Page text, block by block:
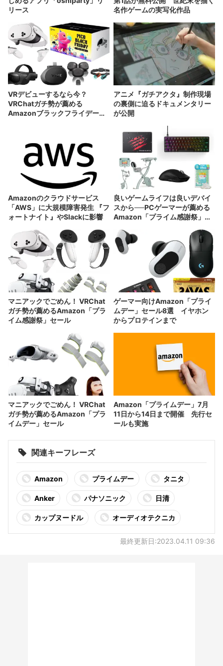
リース
名作ゲームの実写化作品
VRデビューするなら今？
VRChatガチ勢が薦める
Amazonブラックフライデーセ
アニメ『ガチアクタ』制作現場
の裏側に迫るドキュメンタリー
が公開
Amazonのクラウドサービス
「AWS」に大規模障害発生 『フ
ォートナイト』やSlackに影響
良いゲームライフは良いデバイ
スから──PCゲーマーが薦める
Amazon「プライム感謝祭」セ
マニアックでごめん！ VRChat
ガチ勢が薦めるAmazon「プラ
イム感謝祭」セール
ゲーマー向けAmazon「プライ
ムデー」セール8選 イヤホン
からプロテインまで
マニアックでごめん！ VRChat
ガチ勢が薦めるAmazon「プラ
イムデー」セール
Amazon「プライムデー」7月
11日から14日まで開催 先行セ
ールも実施
関連キーフレーズ
Amazon プライムデー タニタ
Anker パナソニック 日清
カップヌードル オーディオテクニカ
最終更新日:2023.04.11 09:36